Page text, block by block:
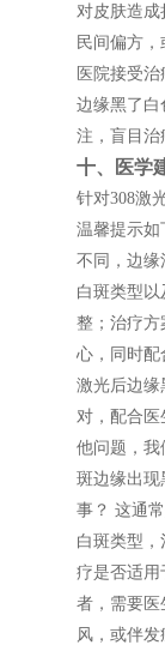
对皮肤造
民间偏方
医院接受
边缘黑了白
注，盲目治
十、医学
针对308激
温馨提示如
不同，边缘
白斑类型
整；治疗方
心，同时配
激光后边缘
对，配合
他问题，我
斑边缘出现
事？ 这通
白斑类型，
疗是否适用
者，需要医
风，或伴